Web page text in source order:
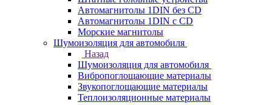
Автомагнитолы 1DIN без CD
Автомагнитолы 1DIN с CD
Морские магнитолы
Шумоизоляция для автомобиля
Назад
Шумоизоляция для автомобиля
Вибропоглощающие материалы
Звукопоглощающие материалы
Теплоизоляционные материалы